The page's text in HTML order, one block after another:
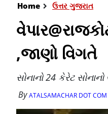
Home ઉત્તર ગુજરાત
,જાણો વિગતે
સોનાનો 24 કેરેટ
ByATALSAMACHAR DOT COM